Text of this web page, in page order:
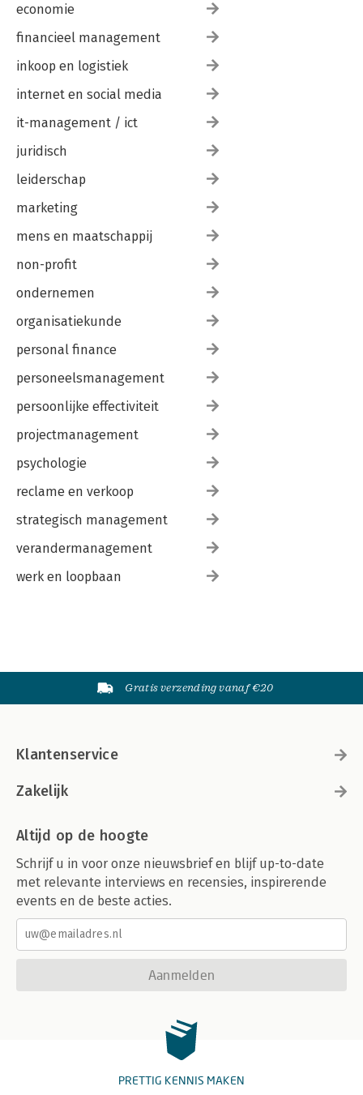
economie
financieel management
inkoop en logistiek
internet en social media
it-management / ict
juridisch
leiderschap
marketing
mens en maatschappij
non-profit
ondernemen
organisatiekunde
personal finance
personeelsmanagement
persoonlijke effectiviteit
projectmanagement
psychologie
reclame en verkoop
strategisch management
verandermanagement
werk en loopbaan
Gratis verzending vanaf €20
Klantenservice
Zakelijk
Altijd op de hoogte
Schrijf u in voor onze nieuwsbrief en blijf up-to-date
met relevante interviews en recensies, inspirerende
events en de beste acties.
Aanmelden
PRETTIG KENNIS MAKEN